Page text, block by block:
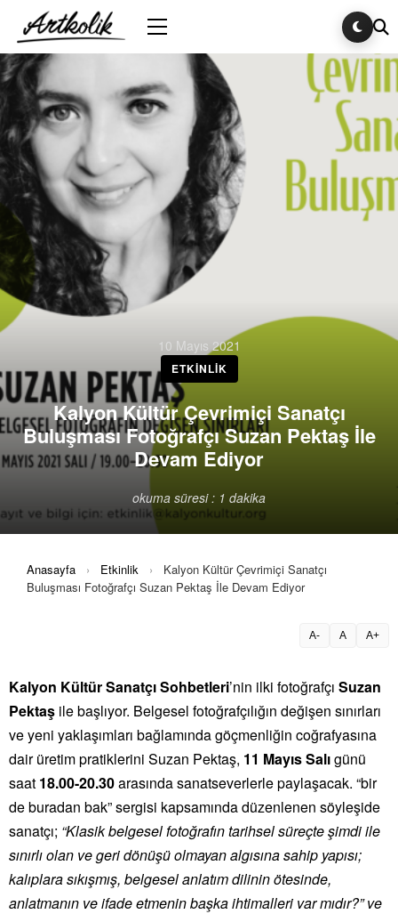
10 Mayıs 2021
ETKINLIK
Kalyon Kültür Çevrimiçi Sanatçı
Buluşması Fotoğrafçı Suzan Pektaş İle
Devam Ediyor
okuma süresi : 1 dakika
Anasayfa › Etkinlik ›
Kalyon Kültür Çevrimiçi Sanatçı
Buluşması Fotoğrafçı Suzan Pektaş İle Devam Ediyor
A- A A+
Kalyon Kültür Sanatçı Sohbetleri’nin ilki fotoğrafçı Suzan
Pektaş ile başlıyor. Belgesel fotoğrafçılığın değişen sınırları
ve yeni yaklaşımları bağlamında göçmenliğin coğrafyasına
dair üretim pratiklerini Suzan Pektaş, 11 Mayıs Salıgünü
saat 18.00-20.30arasında sanatseverlerle paylaşacak. “bir
de buradan bak” sergisi kapsamında düzenlenen söyleşide
sanatçı; “Klasik belgesel fotoğrafın tarihsel süreçte şimdi ile
sınırlı olan ve geri dönüşü olmayan algısına sahip yapısı;
kalıplara sıkışmış, belgesel anlatım dilinin ötesinde,
anlatmanın ve ifade etmenin başka ihtimalleri var mıdır?” ve